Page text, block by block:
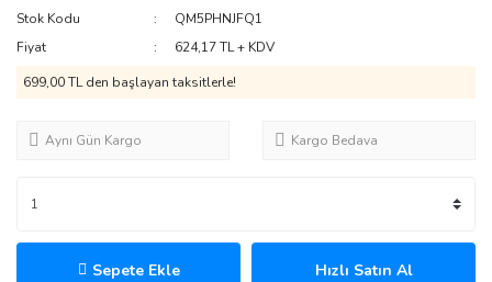
Stok Kodu
QM5PHNJFQ1
Fiyat
624,17 TL + KDV
699,00 TL den başlayan taksitlerle!
Aynı Gün Kargo Kargo Bedava
Sepete Ekle Hızlı Satın Al